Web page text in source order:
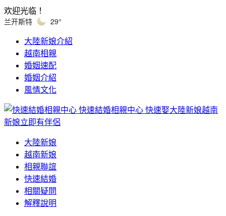
欢迎光临！
兰开斯特 29°
大陸新娘介紹
越南相親
婚姻速配
婚姻介紹
風情文化
快速結婚相親中心 快速娶大陸新娘越南
新娘立即有伴侶
大陸新娘
越南新娘
相親聯誼
快速結婚
相關疑問
解釋說明